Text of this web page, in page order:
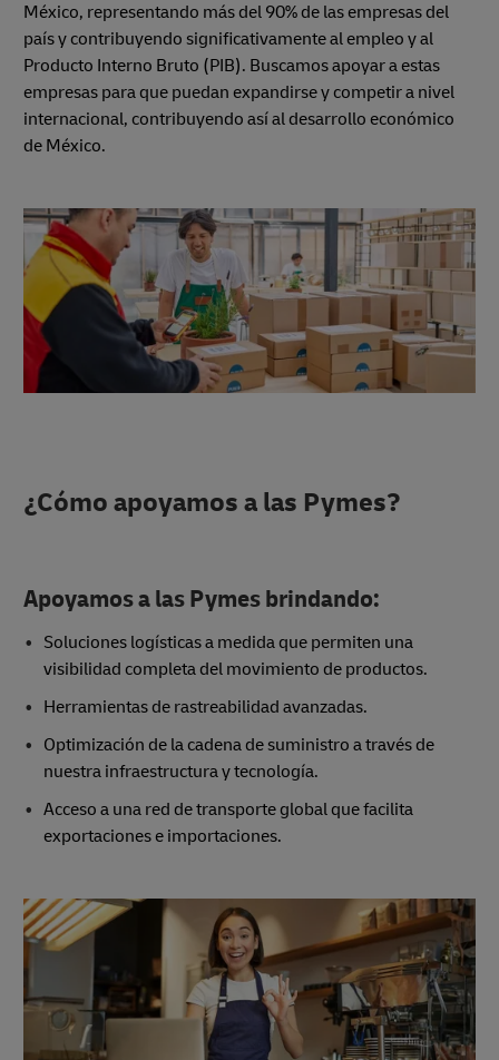
México, representando más del 90% de las empresas del
país y contribuyendo significativamente al empleo y al
Producto Interno Bruto (PIB). Buscamos apoyar a estas
empresas para que puedan expandirse y competir a nivel
internacional, contribuyendo así al desarrollo económico
de México.
¿Cómo apoyamos a las Pymes?
Apoyamos a las Pymes brindando:
Soluciones logísticas a medida que permiten una
visibilidad completa del movimiento de productos.
Herramientas de rastreabilidad avanzadas.
Optimización de la cadena de suministro a través de
nuestra infraestructura y tecnología.
Acceso a una red de transporte global que facilita
exportaciones e importaciones.